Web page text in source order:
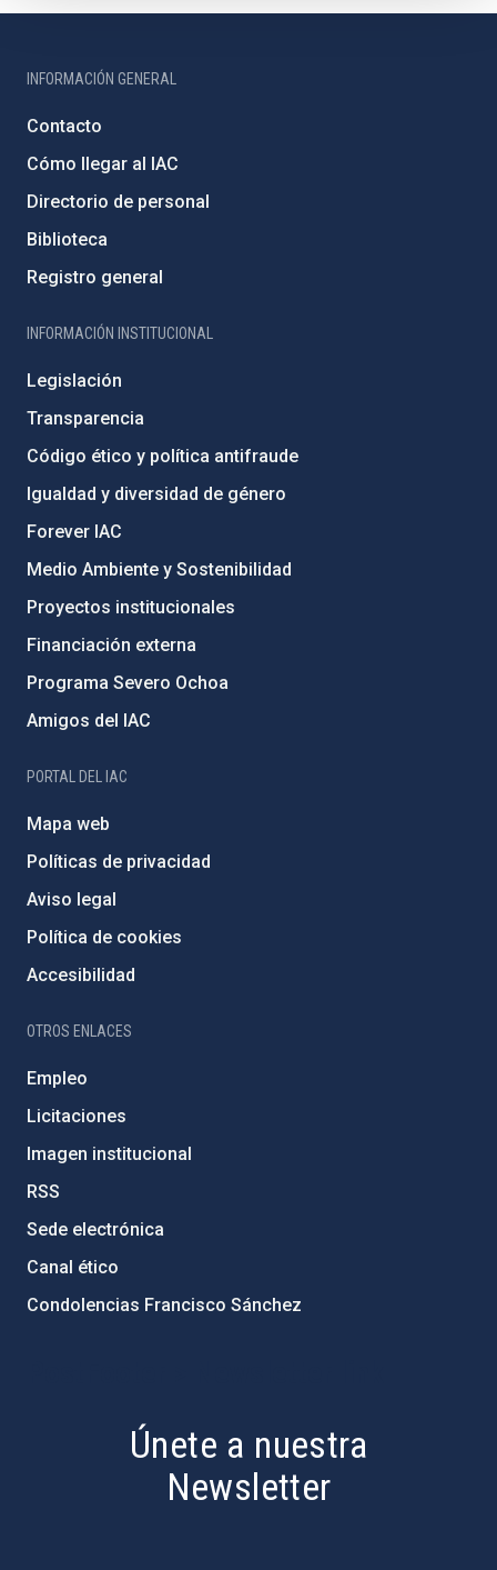
INFORMACIÓN GENERAL
Contacto
Cómo llegar al IAC
Directorio de personal
Biblioteca
Registro general
INFORMACIÓN INSTITUCIONAL
Legislación
Transparencia
Código ético y política antifraude
Igualdad y diversidad de género
Forever IAC
Medio Ambiente y Sostenibilidad
Proyectos institucionales
Financiación externa
Programa Severo Ochoa
Amigos del IAC
PORTAL DEL IAC
Mapa web
Políticas de privacidad
Aviso legal
Política de cookies
Accesibilidad
OTROS ENLACES
Empleo
Licitaciones
Imagen institucional
RSS
Sede electrónica
Canal ético
Condolencias Francisco Sánchez
Únete a nuestra
Newsletter